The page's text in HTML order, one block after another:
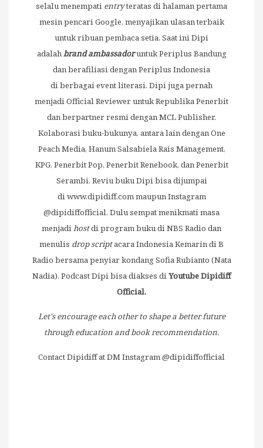
selalu menempati entryteratas di halaman pertama
mesin pencari Google, menyajikan ulasan terbaik
untuk ribuan pembaca setia. Saat ini Dipi
adalahbrand ambassadoruntuk Periplus Bandung
dan berafiliasi dengan Periplus Indonesia
di berbagai event literasi. Dipi juga pernah
menjadi Official Reviewer untuk Republika Penerbit
dan berpartner resmi dengan MCL Publisher.
Kolaborasi buku-bukunya, antara lain dengan One
Peach Media, Hanum Salsabiela Rais Management,
KPG, Penerbit Pop, Penerbit Renebook, dan Penerbit
Serambi. Reviu buku Dipi bisa dijumpai
diwww.dipidiff.commaupun Instagram
@dipidiffofficial. Dulu sempat menikmati masa
menjadihostdi program buku di NBS Radio dan
menulis drop scriptacara Indonesia Kemarin di B
Radio bersama penyiar kondang Sofia Rubianto (Nata
Nadia). Podcast Dipi bisa diakses diYoutube Dipidiff
Official.
Let's encourage each other to shape a better future
through education and book recommendation.
Contact Dipidiff at DM Instagram @dipidiffofficial